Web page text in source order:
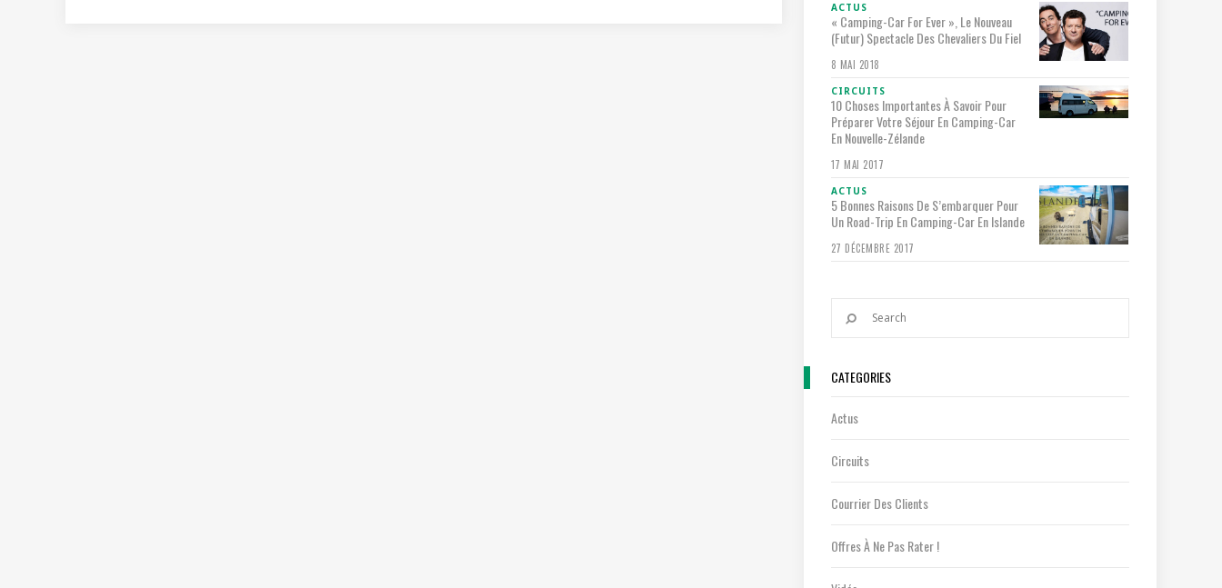
ACTUS
« Camping-Car For Ever », Le Nouveau
(futur) Spectacle Des Chevaliers Du Fiel
8 MAI 2018
CIRCUITS
10 Choses Importantes À Savoir Pour
Préparer Votre Séjour En Camping-Car
En Nouvelle-Zélande
17 MAI 2017
ACTUS
5 Bonnes Raisons De S’embarquer Pour
Un Road-Trip En Camping-Car En Islande
27 DÉCEMBRE 2017
CATEGORIES
Actus
Circuits
Courrier Des Clients
Offres À Ne Pas Rater !